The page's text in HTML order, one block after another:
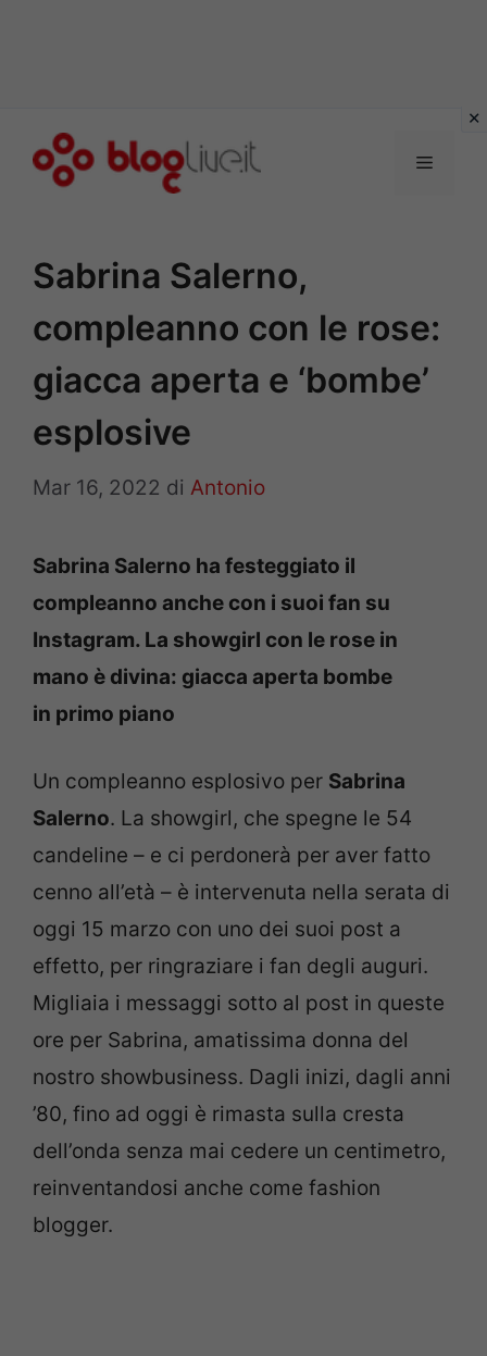
Menu
Sabrina Salerno,
compleanno con le rose:
giacca aperta e ‘bombe’
esplosive
Mar 16, 2022 di Antonio
Sabrina Salerno ha festeggiato il
compleanno anche con i suoi fan su
Instagram. La showgirl con le rose in
mano è divina: giacca aperta bombe
in primo piano
Un compleanno esplosivo per Sabrina
Salerno. La showgirl, che spegne le 54
candeline – e ci perdonerà per aver fatto
cenno all’età – è intervenuta nella serata di
oggi 15 marzo con uno dei suoi post a
effetto, per ringraziare i fan degli auguri.
Migliaia i messaggi sotto al post in queste
ore per Sabrina, amatissima donna del
nostro showbusiness. Dagli inizi, dagli anni
’80, fino ad oggi è rimasta sulla cresta
dell’onda senza mai cedere un centimetro,
reinventandosi anche come fashion
blogger.